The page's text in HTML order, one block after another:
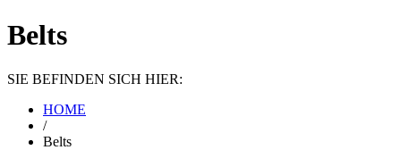
Belts
SIE BEFINDEN SICH HIER:
HOME
/
Belts